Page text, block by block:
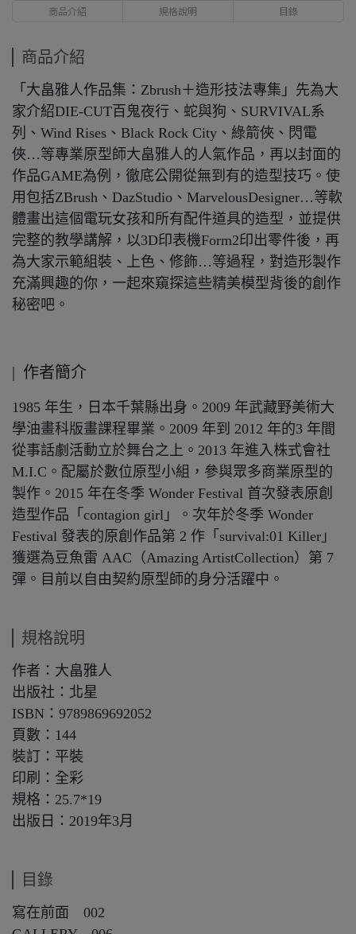
商品介紹 規格說明 目錄
商品介紹
「大畠雅人作品集：Zbrush＋造形技法專集」先為大
家介紹DIE-CUT百鬼夜行、蛇與狗、SURVIVAL系
列、Wind Rises、Black Rock City、綠箭俠、閃電
俠…等專業原型師大畠雅人的人氣作品，再以封面的
作品GAME為例，徹底公開從無到有的造型技巧。使
用包括ZBrush、DazStudio、MarvelousDesigner…等軟
體畫出這個電玩女孩和所有配件道具的造型，並提供
完整的教學講解，以3D印表機Form2印出零件後，再
為大家示範組裝、上色、修飾…等過程，對造形製作
充滿興趣的你，一起來窺探這些精美模型背後的創作
秘密吧。
| 作者簡介
1985 年生，日本千葉縣出身。2009 年武藏野美術大
學油畫科版畫課程畢業。2009 年到 2012 年的3 年間
從事話劇活動立於舞台之上。2013 年進入株式會社
M.I.C。配屬於數位原型小組，參與眾多商業原型的
製作。2015 年在冬季 Wonder Festival 首次發表原創
造型作品「contagion girl」。次年於冬季 Wonder
Festival 發表的原創作品第 2 作「survival:01 Killer」
獲選為豆魚雷 AAC（Amazing ArtistCollection）第 7
彈。目前以自由契約原型師的身分活躍中。
規格說明
作者：大畠雅人
出版社：北星
ISBN：9789869692052
頁數：144
裝訂：平裝
印刷：全彩
規格：25.7*19
出版日：2019年3月
目錄
寫在前面 002